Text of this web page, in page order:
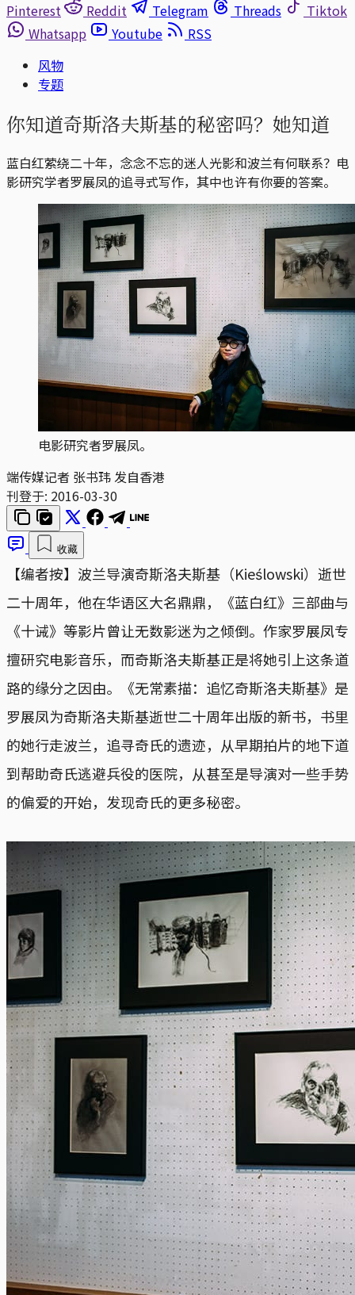
Pinterest
Reddit Telegram Threads
Tiktok
Whatsapp
Youtube
RSS
风物
专题
你知道奇斯洛夫斯基的秘密吗？她知道
蓝白红萦绕二十年，念念不忘的迷人光影和波兰有何联系？电
影研究学者罗展凤的追寻式写作，其中也许有你要的答案。
电影研究者罗展凤。
端传媒记者 张书玮 发自香港
刊登于: 2016-03-30
收藏
【编者按】波兰导演奇斯洛夫斯基（Kieślowski）逝世
二十周年，他在华语区大名鼎鼎，《蓝白红》三部曲与
《十诫》等影片曾让无数影迷为之倾倒。作家罗展凤专
擅研究电影音乐，而奇斯洛夫斯基正是将她引上这条道
路的缘分之因由。《无常素描：追忆奇斯洛夫斯基》是
罗展凤为奇斯洛夫斯基逝世二十周年出版的新书，书里
的她行走波兰，追寻奇氏的遗迹，从早期拍片的地下道
到帮助奇氏逃避兵役的医院，从甚至是导演对一些手势
的偏爱的开始，发现奇氏的更多秘密。